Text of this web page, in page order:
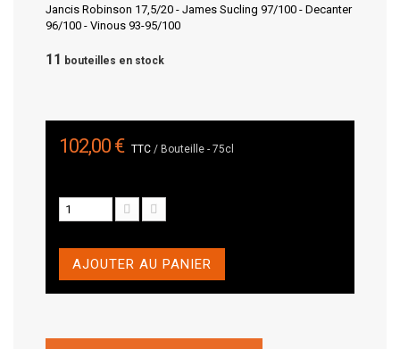
Jancis Robinson 17,5/20 - James Sucling 97/100 - Decanter
96/100 - Vinous 93-95/100
11 bouteilles en stock
102,00 € TTC/ Bouteille - 75cl
AJOUTER AU PANIER